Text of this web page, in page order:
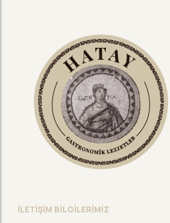
İLETİŞİM BİLGİLERİMİZ